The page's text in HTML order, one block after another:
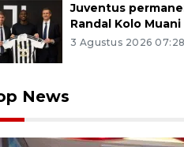
Juventus
Randal Kolo Muani
3 Agustus 2026 07:28
News